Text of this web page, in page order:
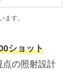
ます。
ショット
点の照射設計